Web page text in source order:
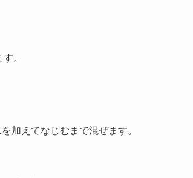
。
加えてなじむまで混ぜます。